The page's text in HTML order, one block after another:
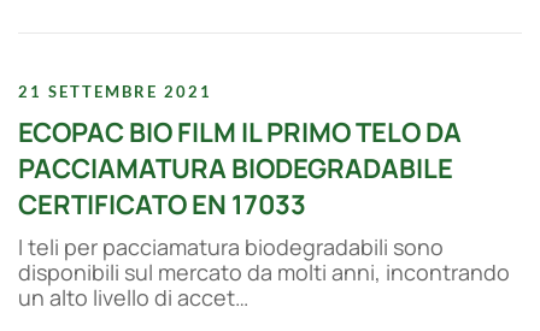
21 SETTEMBRE 2021
ECOPAC BIO FILM IL PRIMO TELO DA
PACCIAMATURA BIODEGRADABILE
CERTIFICATO EN 17033
I teli per pacciamatura biodegradabili sono
disponibili sul mercato da molti anni, incontrando
un alto livello di accet…